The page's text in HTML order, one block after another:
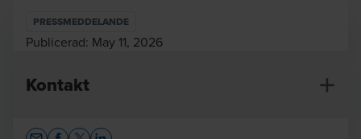
PRESSMEDDELANDE
Publicerad: May 11, 2026
Kontakt